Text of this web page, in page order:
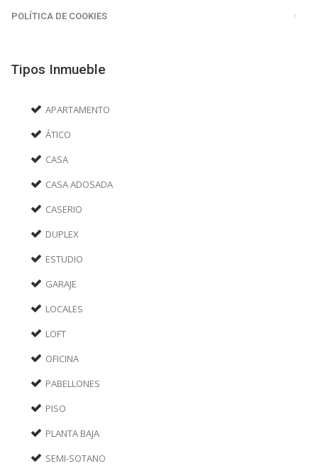
POLÍTICA DE COOKIES
Tipos Inmueble
APARTAMENTO
ÁTICO
CASA
CASA ADOSADA
CASERIO
DUPLEX
ESTUDIO
GARAJE
LOCALES
LOFT
OFICINA
PABELLONES
PISO
PLANTA BAJA
SEMI-SOTANO